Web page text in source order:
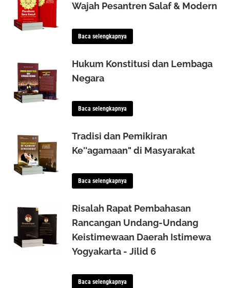
Wajah Pesantren Salaf & Modern
Baca selengkapnya
Hukum Konstitusi dan Lembaga
Negara
Baca selengkapnya
Tradisi dan Pemikiran
Ke''agamaan" di Masyarakat
Baca selengkapnya
Risalah Rapat Pembahasan
Rancangan Undang-Undang
Keistimewaan Daerah Istimewa
Yogyakarta - Jilid 6
Baca selengkapnya